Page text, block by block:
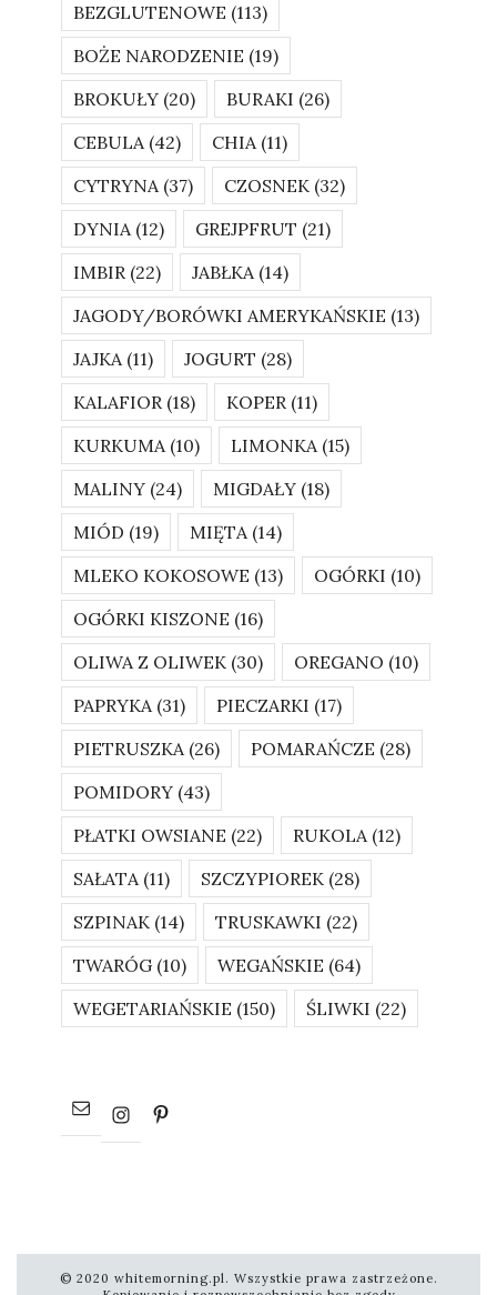
BEZGLUTENOWE (113)
BOŻE NARODZENIE (19)
BROKUŁY (20) BURAKI (26)
CEBULA(42) CHIA(11)
CYTRYNA(37) CZOSNEK (32)
DYNIA(12) GREJPFRUT (21)
IMBIR (22) JABŁKA(14)
JAGODY/BORÓWKI AMERYKAŃSKIE (13)
JAJKA(11) JOGURT (28)
KALAFIOR (18) KOPER (11)
KURKUMA(10) LIMONKA(15)
MALINY (24) MIGDAŁY (18)
MIÓD (19) MIĘTA(14)
MLEKO KOKOSOWE (13) OGÓRKI (10)
OGÓRKI KISZONE (16)
OLIWA Z OLIWEK (30) OREGANO (10)
PAPRYKA(31) PIECZARKI (17)
PIETRUSZKA(26) POMARAŃCZE (28)
POMIDORY (43)
PŁATKI OWSIANE (22) RUKOLA(12)
SAŁATA(11) SZCZYPIOREK (28)
SZPINAK (14) TRUSKAWKI (22)
TWARÓG (10) WEGAŃSKIE (64)
WEGETARIAŃSKIE (150) ŚLIWKI (22)
© 2020 whitemorning.pl. Wszystkie prawa zastrzeżone.